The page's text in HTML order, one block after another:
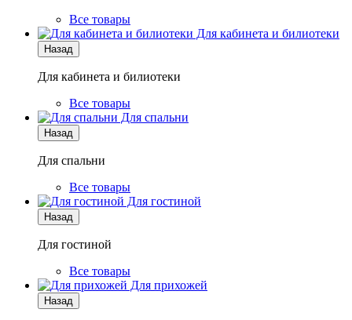
Все товары
Для кабинета и билиотеки
Назад
Для кабинета и билиотеки
Все товары
Для спальни
Назад
Для спальни
Все товары
Для гостиной
Назад
Для гостиной
Все товары
Для прихожей
Назад